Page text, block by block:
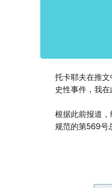
托卡耶夫在推
史性事件，我
根据此前报道
规范的第569号